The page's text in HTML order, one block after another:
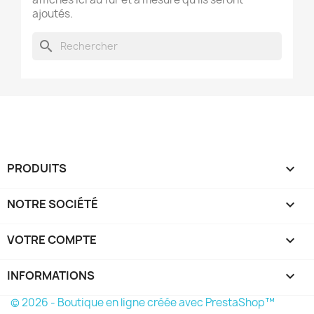
ajoutés.
search
PRODUITS 
NOTRE SOCIÉTÉ 
VOTRE COMPTE 
INFORMATIONS keyboard_arrow_down
© 2026 - Boutique en ligne créée avec PrestaShop™